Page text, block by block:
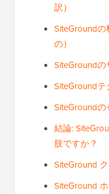
訳）
SiteGround
の）
SiteGround
SiteGround
SiteGround
結論:
肢ですか？
SiteGround
SiteGround